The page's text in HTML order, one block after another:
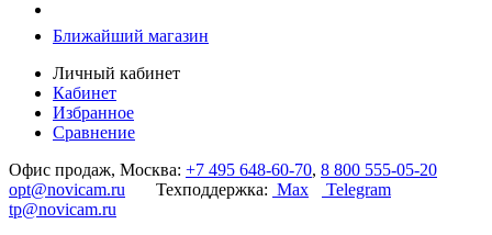
Ближайший магазин
Личный кабинет
Кабинет
Избранное
Сравнение
Офис продаж, Москва: +7 495 648-60-70, 8 800 555-05-20
opt@novicam.ru Техподдержка: Max
Telegram
tp@novicam.ru